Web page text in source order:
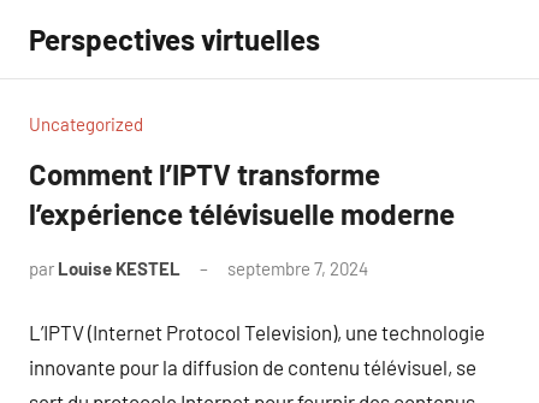
contenu
Perspectives virtuelles
Uncategorized
Comment l’IPTV transforme
l’expérience télévisuelle moderne
par Louise KESTEL septembre 7, 2024
L’IPTV (Internet Protocol Television), une technologie
innovante pour la diffusion de contenu télévisuel, se